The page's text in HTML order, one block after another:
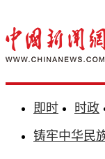
即时 时政
铸牢中华民